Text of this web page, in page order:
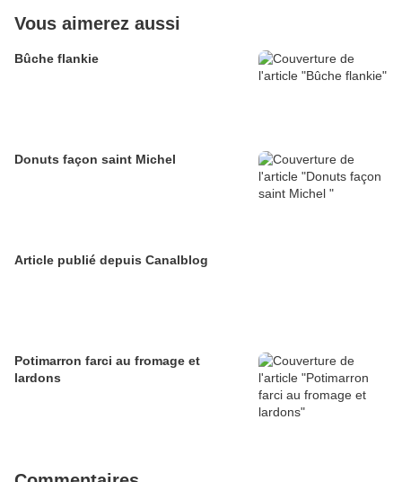
Vous aimerez aussi
Bûche flankie
Donuts façon saint Michel
Article publié depuis Canalblog
Potimarron farci au fromage et
lardons